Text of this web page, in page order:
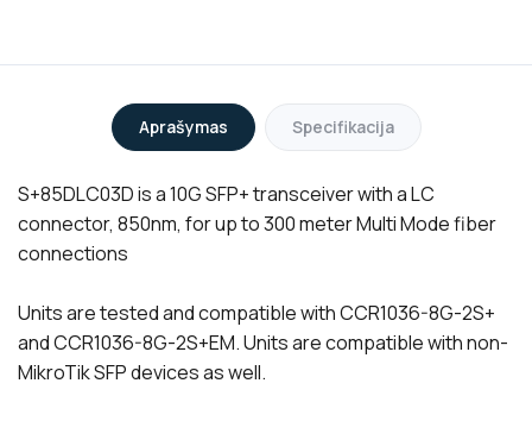
Aprašymas Specifikacija
S+85DLC03D is a 10G SFP+ transceiver with a LC
connector, 850nm, for up to 300 meter Multi Mode fiber
connections
Units are tested and compatible with CCR1036-8G-2S+
and CCR1036-8G-2S+EM. Units are compatible with non-
MikroTik SFP devices as well.